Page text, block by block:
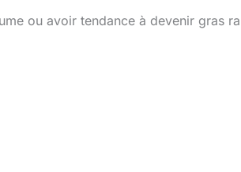
ou avoir tendance à devenir gras